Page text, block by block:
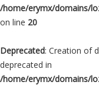
/home/erymx/domains/
on line 20
Deprecated: Creation of
deprecated in
/home/erymx/domains/